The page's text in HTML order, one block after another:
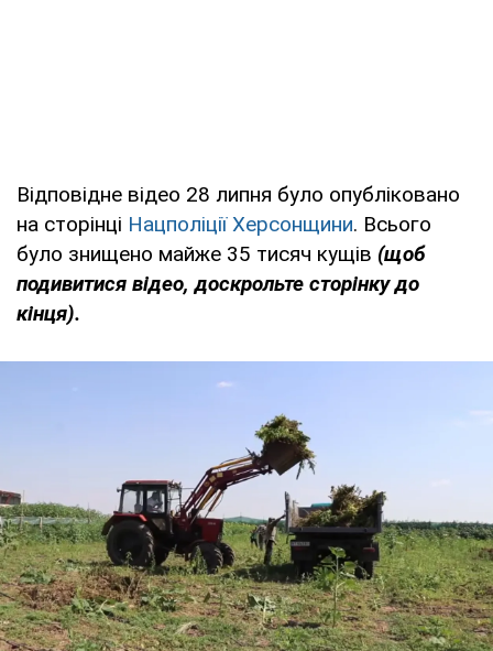
Відповідне відео 28 липня було опубліковано
на сторінці Нацполіції Херсонщини. Всього
було знищено майже 35 тисяч кущів (щоб
подивитися відео, доскрольте сторінку до
кінця).